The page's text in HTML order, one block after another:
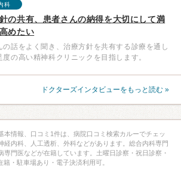
科
の共有、患者さんの納得を大切にして満
めたい
の話をよく聞き、治療方針を共有する診療を通し
度の高い精神科クリニックを目指します。
ドクターズインタビューをもっと読む »
本情報、口コミ1件は、病院口コミ検索カルーでチェッ
経内科、人工透析、外科などがあります。総合内科専門
専門医などが在籍しています。土曜日診察・祝日診察・
・駐車場あり・電子決済利用可。